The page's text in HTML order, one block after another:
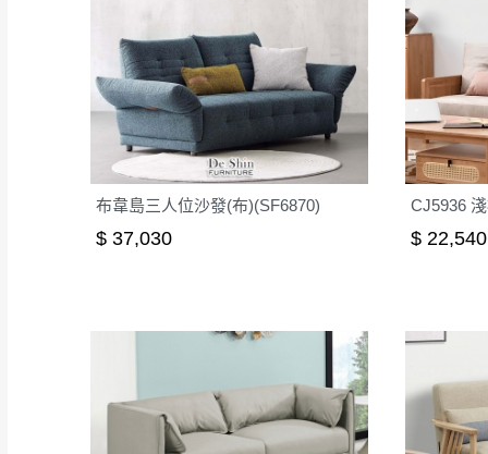
布韋島三人位沙發(布)(SF6870)
$ 37,030 $ 22,540